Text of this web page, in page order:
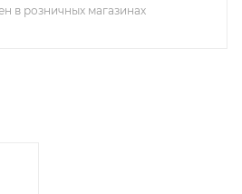
в розничных магазинах